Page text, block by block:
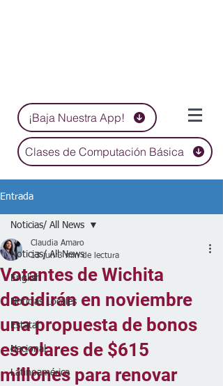
¡Baja Nuestra App!
Clases de Computación Básica
Entrada
Noticias/ All News
English
Noticias Locales
Estatal
Nacional
Latinoamérica
Noticias/ All News
Votantes de Wichita
decidirán en noviembre
una propuesta de bonos
escolares de $615
millones para renovar
Claudia Amaro
13 jun 3 min de lectura